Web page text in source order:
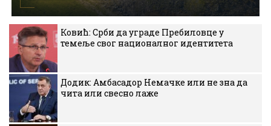
Ковић: Срби да уграде Пребиловце у
темеље свог националног идентитета
Додик: Амбасадор Немачке или не зна да
чита или свесно лаже